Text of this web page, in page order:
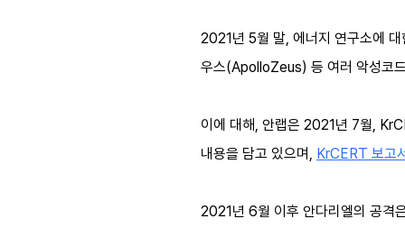
2021년 5월 말, 에너지 연구소에
우스(ApolloZeus) 등 여러 악성코
이에 대해, 안랩은 2021년 7월,
내용을 담고 있으며, KrCERT 보고
2021년 6월 이후 안다리엘의 공격